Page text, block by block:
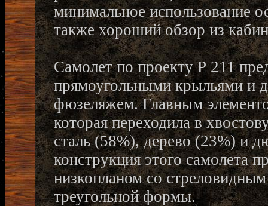
минимальное использование
также хороший обзор из
Самолет по проекту Р 211
прямоугольными крыльями и
фюзеляжем. Главным
которая переходила в
сталь (58%), дерево (23%) и
конструкция этого самолета
низкопланом со
треугольной формы.